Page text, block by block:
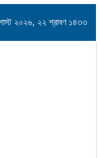
২০২৬, ২২ শ্রাবণ ১৪৩৩